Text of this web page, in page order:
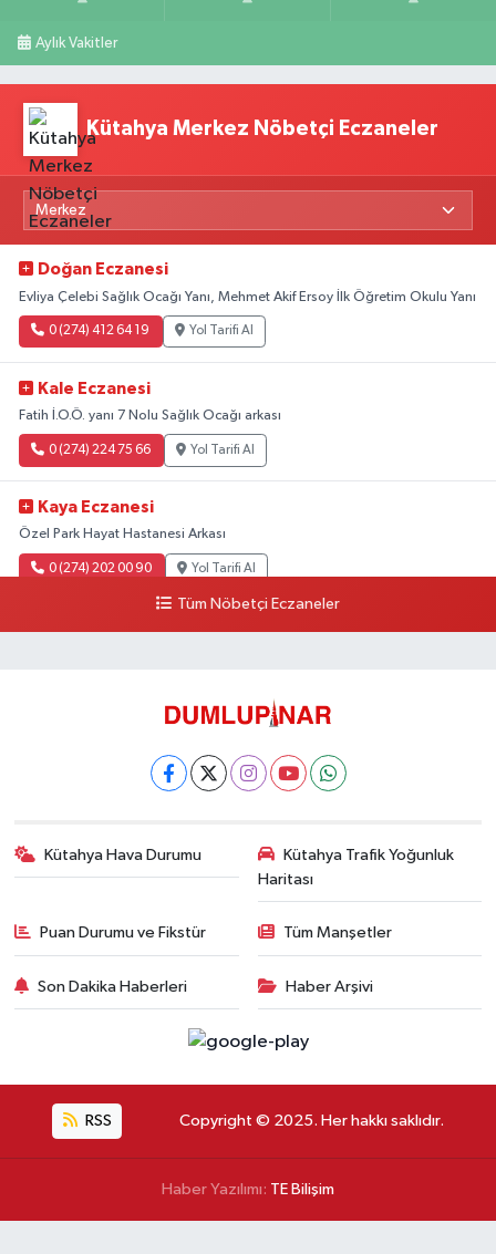
Aylık Vakitler
Kütahya Merkez Nöbetçi Eczaneler
Doğan Eczanesi
Evliya Çelebi Sağlık Ocağı Yanı, Mehmet Akif Ersoy İlk Öğretim Okulu Yanı
0 (274) 412 64 19 Yol Tarifi Al
Kale Eczanesi
Fatih İ.O.Ö. yanı 7 Nolu Sağlık Ocağı arkası
0 (274) 224 75 66 Yol Tarifi Al
Kaya Eczanesi
Özel Park Hayat Hastanesi Arkası
0 (274) 202 00 90 Yol Tarifi Al
Tüm Nöbetçi Eczaneler
Kütahya Hava Durumu
Kütahya Trafik Yoğunluk
Haritası
Puan Durumu ve Fikstür Tüm Manşetler
Son Dakika Haberleri Haber Arşivi
RSS Copyright © 2025. Her hakkı saklıdır.
Haber Yazılımı: TE Bilişim